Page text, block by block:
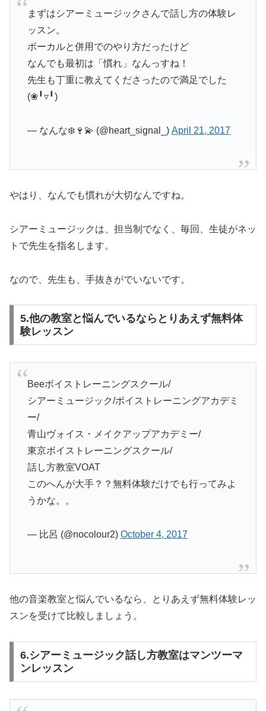
まずはシアーミュージックさんで話し方の体験レ
ッスン。
ボーカルと併用でのやり方だったけど
なんでも最初は「慣れ」なんっすね！
先生も丁重に教えてくださったので満足でした
(❀╹▿╹)
— なんな❄️🍷💫 (@heart_signal_) April 21, 2017
やはり、なんでも慣れが大切なんですね。
シアーミュージックは、担当制でなく、毎回、生徒がネッ
トで先生を指名します。
なので、先生も、手抜きがでいないです。
5.他の教室と悩んでいるならとりあえず無料体
験レッスン
Beeボイストレーニングスクール/
シアーミュージック/ボイストレーニングアカデミ
ー/
青山ヴォイス・メイクアップアカデミー/
東京ボイストレーニングスクール/
話し方教室VOAT
このへんが大手？？無料体験だけでも行ってみよ
うかな。。
— 比呂 (@nocolour2) October 4, 2017
他の音楽教室と悩んでいるなら、とりあえず無料体験レッ
スンを受けて比較しましょう。
6.シアーミュージック話し方教室はマンツーマ
ンレッスン